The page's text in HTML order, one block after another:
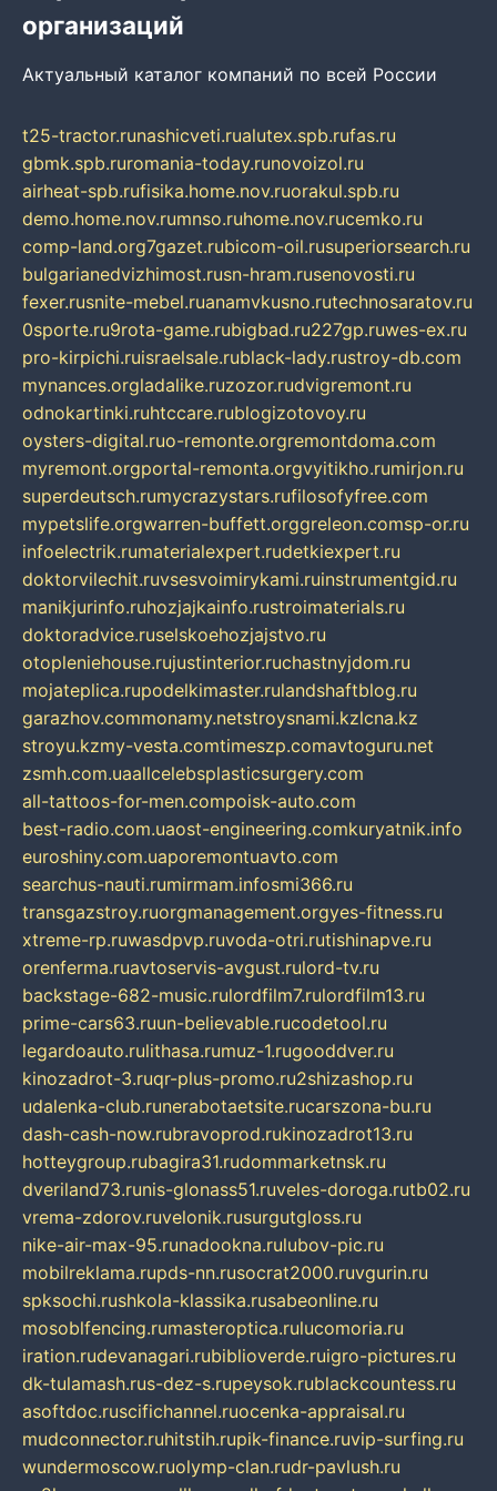
организаций
Актуальный каталог компаний по всей России
t25-tractor.runashicveti.rualutex.spb.rufas.ru
gbmk.spb.ruromania-today.runovoizol.ru
airheat-spb.rufisika.home.nov.ruorakul.spb.ru
demo.home.nov.rumnso.ruhome.nov.rucemko.ru
comp-land.org7gazet.rubicom-oil.rusuperiorsearch.ru
bulgarianedvizhimost.rusn-hram.rusenovosti.ru
fexer.rusnite-mebel.ruanamvkusno.rutechnosaratov.ru
0sporte.ru9rota-game.rubigbad.ru227gp.ruwes-ex.ru
pro-kirpichi.ruisraelsale.rublack-lady.rustroy-db.com
mynances.orgladalike.ruzozor.rudvigremont.ru
odnokartinki.ruhtccare.rublogizotovoy.ru
oysters-digital.ruo-remonte.orgremontdoma.com
myremont.orgportal-remonta.orgvyitikho.rumirjon.ru
superdeutsch.rumycrazystars.rufilosofyfree.com
mypetslife.orgwarren-buffett.orggreleon.comsp-or.ru
infoelectrik.rumaterialexpert.rudetkiexpert.ru
doktorvilechit.ruvsesvoimirykami.ruinstrumentgid.ru
manikjurinfo.ruhozjajkainfo.rustroimaterials.ru
doktoradvice.ruselskoehozjajstvo.ru
otopleniehouse.rujustinterior.ruchastnyjdom.ru
mojateplica.rupodelkimaster.rulandshaftblog.ru
garazhov.commonamy.netstroysnami.kzlcna.kz
stroyu.kzmy-vesta.comtimeszp.comavtoguru.net
zsmh.com.uaallcelebsplasticsurgery.com
all-tattoos-for-men.compoisk-auto.com
best-radio.com.uaost-engineering.comkuryatnik.info
euroshiny.com.uaporemontuavto.com
searchus-nauti.rumirmam.infosmi366.ru
transgazstroy.ruorgmanagement.orgyes-fitness.ru
xtreme-rp.ruwasdpvp.ruvoda-otri.rutishinapve.ru
orenferma.ruavtoservis-avgust.rulord-tv.ru
backstage-682-music.rulordfilm7.rulordfilm13.ru
prime-cars63.ruun-believable.rucodetool.ru
legardoauto.rulithasa.rumuz-1.rugooddver.ru
kinozadrot-3.ruqr-plus-promo.ru2shizashop.ru
udalenka-club.runerabotaetsite.rucarszona-bu.ru
dash-cash-now.rubravoprod.rukinozadrot13.ru
hotteygroup.rubagira31.rudommarketnsk.ru
dveriland73.runis-glonass51.ruveles-doroga.rutb02.ru
vrema-zdorov.ruvelonik.rusurgutgloss.ru
nike-air-max-95.runadookna.rulubov-pic.ru
mobilreklama.rupds-nn.rusocrat2000.ruvgurin.ru
spksochi.rushkola-klassika.rusabeonline.ru
mosoblfencing.rumasteroptica.rulucomoria.ru
iration.rudevanagari.rubiblioverde.ruigro-pictures.ru
dk-tulamash.rus-dez-s.rupeysok.rublackcountess.ru
asoftdoc.ruscifichannel.ruocenka-appraisal.ru
mudconnector.ruhitstih.rupik-finance.ruvip-surfing.ru
wundermoscow.ruolymp-clan.rudr-pavlush.ru